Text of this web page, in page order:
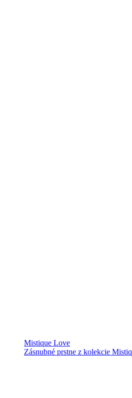
Mistique Love
Zásnubné prstne z kolekcie